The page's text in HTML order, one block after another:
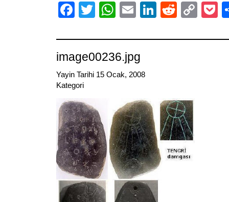
Facebook
TwitterWhatsApp
EmailLinkedIn
Reddit
image00236.jpg
Yayin Tarihi 15 Ocak, 2008
Kategori